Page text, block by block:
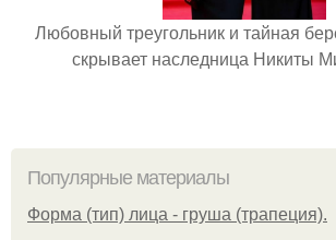
Любовный треугольник и тайная
скрывает наследница Никиты
Популярные материалы
Форма (тип) лица - груша (трапеция).